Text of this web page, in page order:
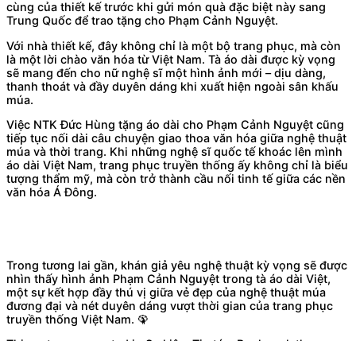
cùng của thiết kế trước khi gửi món quà đặc biệt này sang
Trung Quốc để trao tặng cho Phạm Cảnh Nguyệt.
Với nhà thiết kế, đây không chỉ là một bộ trang phục, mà còn
là một lời chào văn hóa từ Việt Nam. Tà áo dài được kỳ vọng
sẽ mang đến cho nữ nghệ sĩ một hình ảnh mới – dịu dàng,
thanh thoát và đầy duyên dáng khi xuất hiện ngoài sân khấu
múa.
Việc NTK Đức Hùng tặng áo dài cho Phạm Cảnh Nguyệt cũng
tiếp tục nối dài câu chuyện giao thoa văn hóa giữa nghệ thuật
múa và thời trang. Khi những nghệ sĩ quốc tế khoác lên mình
áo dài Việt Nam, trang phục truyền thống ấy không chỉ là biểu
tượng thẩm mỹ, mà còn trở thành cầu nối tinh tế giữa các nền
văn hóa Á Đông.
Trong tương lai gần, khán giả yêu nghệ thuật kỳ vọng sẽ được
nhìn thấy hình ảnh Phạm Cảnh Nguyệt trong tà áo dài Việt,
một sự kết hợp đầy thú vị giữa vẻ đẹp của nghệ thuật múa
đương đại và nét duyên dáng vượt thời gian của trang phục
truyền thống Việt Nam. 🦚